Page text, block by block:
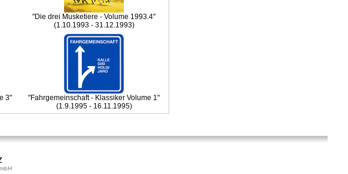
"Die drei Musketiere - Volume 1993.4"
(1.10.1993 - 31.12.1993)
3"
"Fahrgemeinschaft - Klassiker Volume 1"
(1.9.1995 - 16.11.1995)